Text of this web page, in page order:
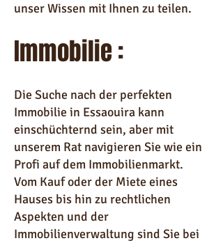
unser Wissen mit Ihnen zu teilen.
Immobilie :
Die Suche nach der perfekten
Immobilie in Essaouira kann
einschüchternd sein, aber mit
unserem Rat navigieren Sie wie ein
Profi auf dem Immobilienmarkt.
Vom Kauf oder der Miete eines
Hauses bis hin zu rechtlichen
Aspekten und der
Immobilienverwaltung sind Sie bei